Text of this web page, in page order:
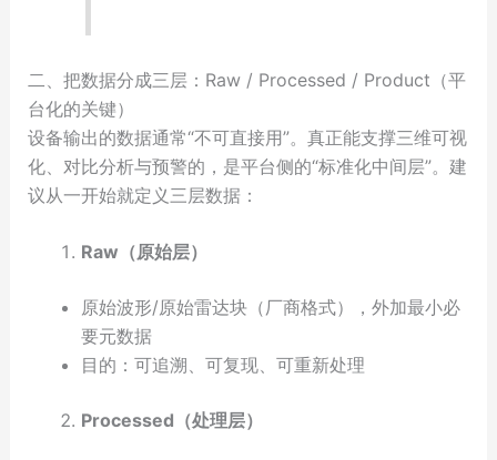
二、把数据分成三层：Raw / Processed / Product（平
台化的关键）
设备输出的数据通常“不可直接用”。真正能支撑三维可视
化、对比分析与预警的，是平台侧的“标准化中间层”。建
议从一开始就定义三层数据：
Raw（原始层）
原始波形/原始雷达块（厂商格式），外加最小必
要元数据
目的：可追溯、可复现、可重新处理
Processed（处理层）